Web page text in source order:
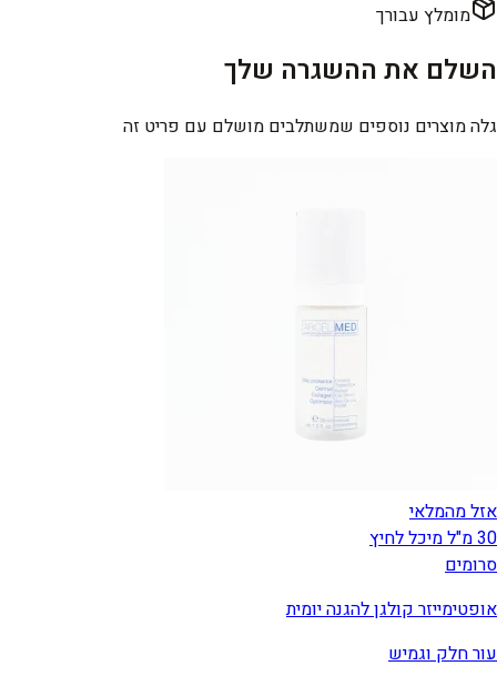
מומלץ עבורך
השלם את ההשגרה שלך
גלה מוצרים נוספים שמשתלבים מושלם עם פריט זה
אזל מהמלאי
30 מ"ל מיכל לחיץ
סרומים
אופטימייזר קולגן להגנה יומית
עור חלק וגמיש